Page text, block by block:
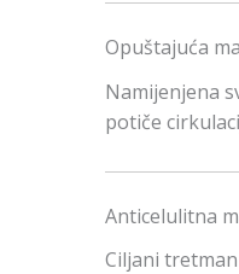
Opuštajuća
Namijenjena
potiče
Anticelulitna
Ciljani